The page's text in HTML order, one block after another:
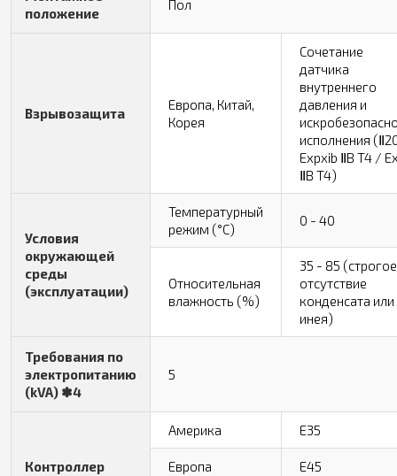
положение
Пол
Взрывозащита
Европа, Китай,
Корея
Сочетание
датчика
внутреннего
давления и
исполнения
Expxib ⅡB T4 /
ⅡB T4)
Условия
окружающей
среды
(эксплуатации)
Температурный
режим (°C)
0 - 40
Относительная
влажность (%)
35 - 85 (строгое
отсутствие
конденсата или
инея)
Требования по
электропитанию
(kVA) ✽4
5
Контроллер
Америка E35
Европа E45